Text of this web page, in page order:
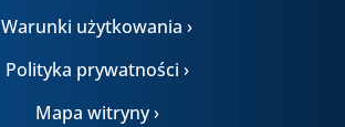
Warunki użytkowania ›
Polityka prywatności ›
Mapa witryny ›